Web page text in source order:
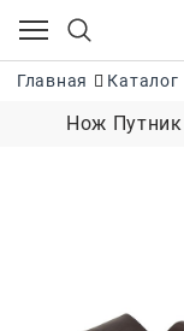
Главная Каталог
Нож Путник